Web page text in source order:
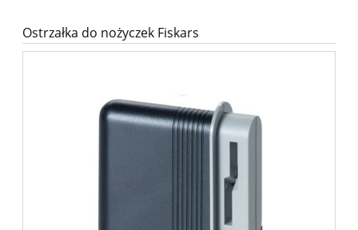
Ostrzałka do nożyczek Fiskars